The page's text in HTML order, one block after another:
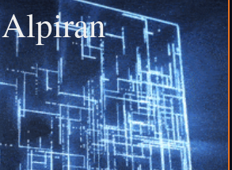
​Alpiran